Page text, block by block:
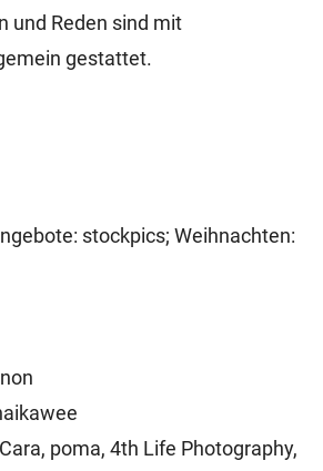
und Reden sind mit
gestattet.
stockpics; Weihnachten:
poma, 4th Life Photography,